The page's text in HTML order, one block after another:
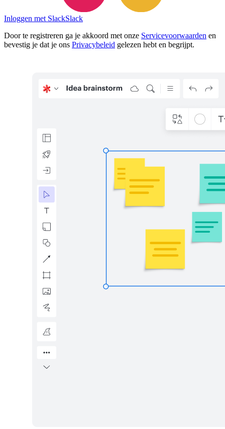
Inloggen met SlackSlack
Door te registreren ga je akkoord met onze Servicevoorwaarden en
bevestig je dat je ons Privacybeleid gelezen hebt en begrijpt.